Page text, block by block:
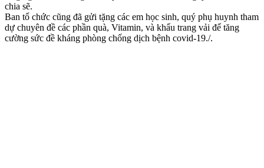
chia sẽ.
Ban tổ chức cũng đã gửi tặng các em học sinh, quý phụ huynh tham
dự chuyên đề các phần quà, Vitamin, và khẩu trang vải để tăng
cường sức đề kháng phòng chống dịch bệnh covid-19./.